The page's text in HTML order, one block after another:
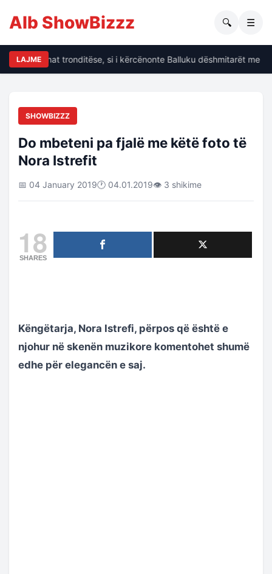
Alb ShowBizzz 🔍 ☰
LAJME
të dhënat tronditëse, si i kërcënonte Balluku dëshmitarët me
SHOWBIZZZ
Do mbeteni pa fjalë me këtë foto të
Nora Istrefit
📅 04 January 2019🕐 04.01.2019👁 3 shikime
18
SHARES
Këngëtarja, Nora Istrefi, përpos që është e
njohur në skenën muzikore komentohet shumë
edhe për elegancën e saj.